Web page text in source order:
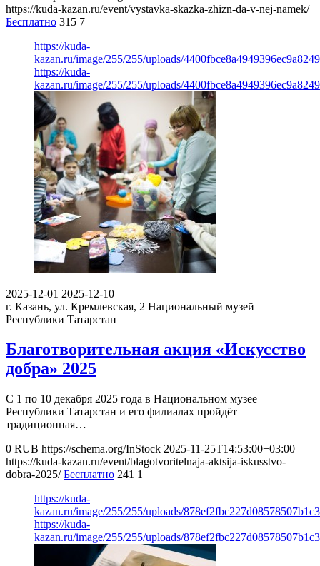
https://kuda-kazan.ru/event/vystavka-skazka-zhizn-da-v-nej-namek/
Бесплатно 315 7
https://kuda-
kazan.ru/image/255/255/uploads/
https://kuda-
kazan.ru/image/255/255/uploads/
2025-12-01 2025-12-10
г. Казань, ул. Кремлевская, 2 Национальный музей
Республики Татарстан
Благотворительная акция «Искусство
добра» 2025
С 1 по 10 декабря 2025 года в Национальном музее
Республики Татарстан и его филиалах пройдёт
традиционная…
0 RUB https://schema.org/InStock 2025-11-25T14:53:00+03:00
https://kuda-kazan.ru/event/blagotvoritelnaja-aktsija-iskusstvo-
dobra-2025/ Бесплатно 241 1
https://kuda-
kazan.ru/image/255/255/uploads/
https://kuda-
kazan.ru/image/255/255/uploads/